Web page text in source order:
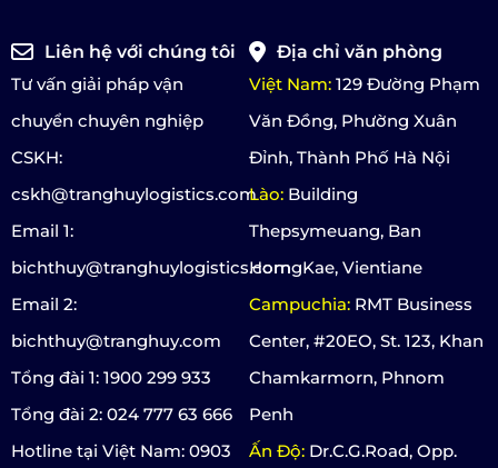
Liên hệ với chúng tôi
Tư vấn giải pháp vận
chuyển chuyên nghiệp
CSKH:
cskh@tranghuylogistics.com
Email 1:
bichthuy@tranghuylogistics.com
Email 2:
bichthuy@tranghuy.com
Tổng đài 1: 1900 299 933
Tổng đài 2: 024 777 63 666
Hotline tại Việt Nam: 0903
Địa chỉ văn phòng
Việt Nam: 129 Đường Phạm
Văn Đồng, Phường Xuân
Đỉnh, Thành Phố Hà Nội
Lào: Building
Thepsymeuang, Ban
HorngKae, Vientiane
Campuchia: RMT Business
Center, #20EO, St. 123, Khan
Chamkarmorn, Phnom
Penh
Ấn Độ: Dr.C.G.Road, Opp.